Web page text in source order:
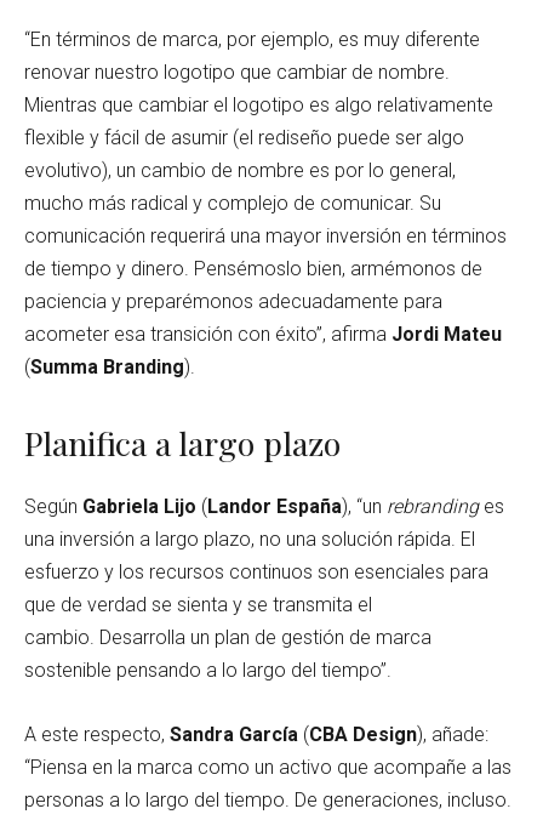
“En términos de marca, por ejemplo, es muy diferente
renovar nuestro logotipo que cambiar de nombre.
Mientras que cambiar el logotipo es algo relativamente
flexible y fácil de asumir (el rediseño puede ser algo
evolutivo), un cambio de nombre es por lo general,
mucho más radical y complejo de comunicar. Su
comunicación requerirá una mayor inversión en términos
de tiempo y dinero. Pensémoslo bien, armémonos de
paciencia y preparémonos adecuadamente para
acometer esa transición con éxito”, afirma Jordi Mateu
(Summa Branding).
Planifica a largo plazo
Según Gabriela Lijo ( Landor España), “un rebrandinges
una inversión a largo plazo, no una solución rápida. El
esfuerzo y los recursos continuos son esenciales para
que de verdad se sienta y se transmita el
cambio. Desarrolla un plan de gestión de marca
sostenible pensando a lo largo del tiempo”.
A este respecto, Sandra García (CBA Design), añade:
“Piensa en la marca como un activo que acompañe a las
personas a lo largo del tiempo. De generaciones, incluso.